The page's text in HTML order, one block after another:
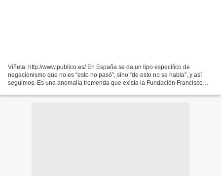
Viñeta: http://www.publico.es/ En España se da un tipo específico de
negacionismo que no es “esto no pasó”, sino “de esto no se habla”, y así
seguimos. Es una anomalía tremenda que exista la Fundación Francisco